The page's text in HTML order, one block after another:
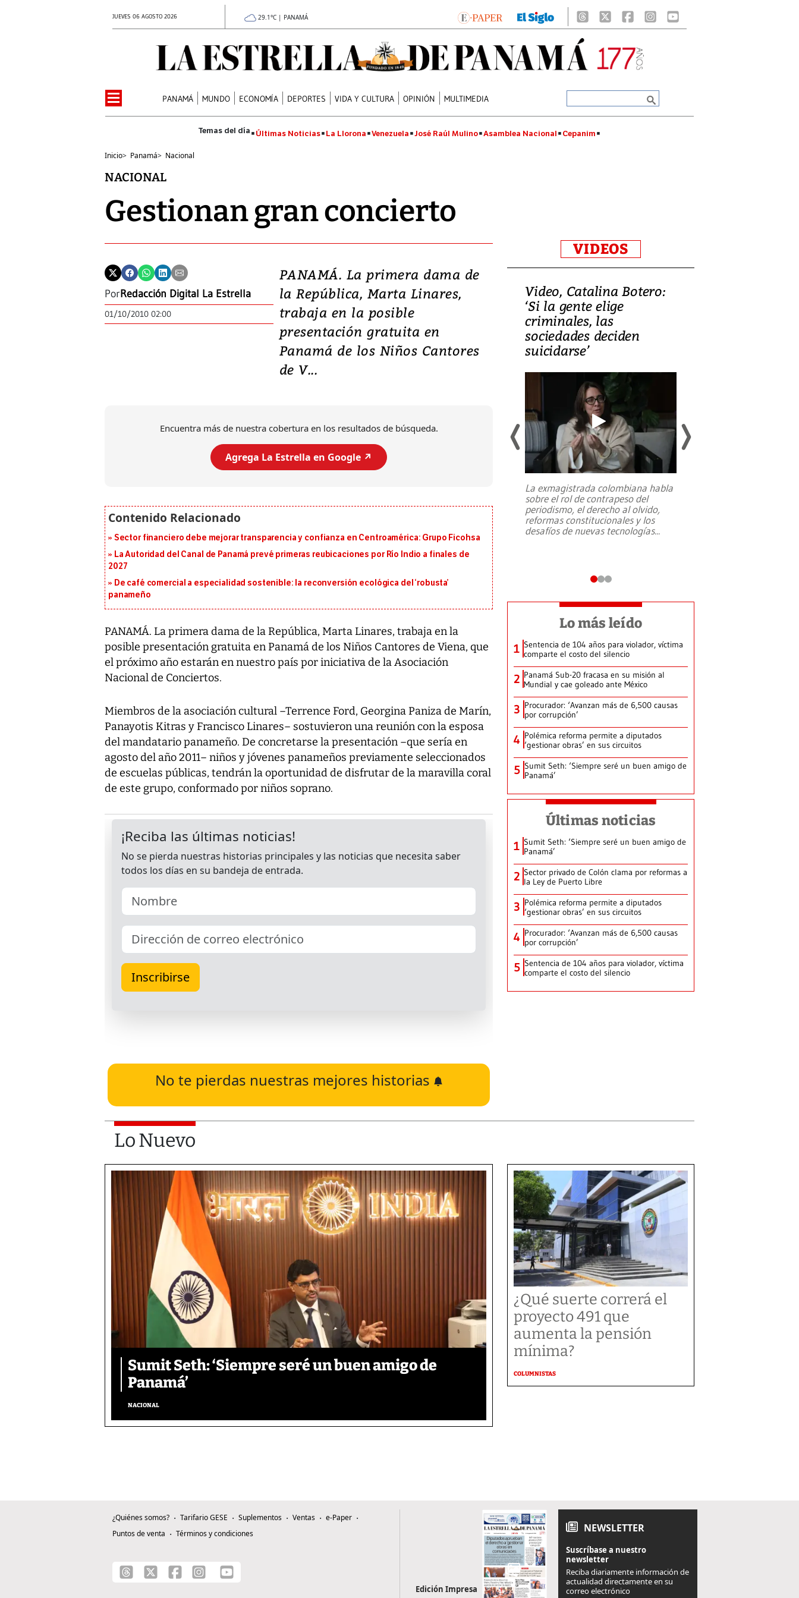
JUEVES 06 AGOSTO 2026 29.1°C | PANAMÁ
PANAMÁ MUNDO ECONOMÍA DEPORTES VIDA Y CULTURA OPINIÓN MULTIMEDIA
Últimas Noticias La Llorona Venezuela José Raúl Mulino Asamblea Nacional Cepanim
Inicio> Panamá> Nacional
NACIONAL
Gestionan gran concierto
PorRedacción Digital La Estrella
01/10/2010 02:00
PANAMÁ. La primera dama de
la República, Marta Linares,
trabaja en la posible
presentación gratuita en
Panamá de los Niños Cantores
de V...
Encuentra más de nuestra cobertura en los resultados de búsqueda.
Agrega La Estrella en Google ↗️
Sector financiero debe mejorar transparencia y confianza en Centroamérica: Grupo Ficohsa
La Autoridad del Canal de Panamá prevé primeras reubicaciones por Río Indio a finales de
2027
De café comercial a especialidad sostenible: la reconversión ecológica del ‘robusta’
panameño
PANAMÁ. La primera dama de la República, Marta Linares, trabaja en la
posible presentación gratuita en Panamá de los Niños Cantores de Viena, que
el próximo año estarán en nuestro país por iniciativa de la Asociación
Nacional de Conciertos.
Miembros de la asociación cultural –Terrence Ford, Georgina Paniza de Marín,
Panayotis Kitras y Francisco Linares– sostuvieron una reunión con la esposa
del mandatario panameño. De concretarse la presentación –que sería en
agosto del año 2011– niños y jóvenes panameños previamente seleccionados
de escuelas públicas, tendrán la oportunidad de disfrutar de la maravilla coral
de este grupo, conformado por niños soprano.
No te pierdas nuestras mejores historias
VIDEOS
Video, Japón: Terremoto
deja heridos y graves
daños en Kumamoto
Un fuerte terremoto de magnitud
7,1 se registró este martes 28 de
Video, Catalina Botero:
‘Si la gente elige
criminales, las
sociedades deciden
suicidarse’
La exmagistrada colombiana habla
sobre el rol de contrapeso del
periodismo, el derecho al olvido,
reformas constitucionales y los
desafíos de nuevas tecnologías...
Lo más leído
1 Sentencia de 104 años para violador, víctima
comparte el costo del silencio
2 Panamá Sub-20 fracasa en su misión al
Mundial y cae goleado ante México
3 Procurador: ‘Avanzan más de 6,500 causas
por corrupción’
4 Polémica reforma permite a diputados
‘gestionar obras’ en sus circuitos
5 Sumit Seth: ‘Siempre seré un buen amigo de
Panamá’
Últimas noticias
1 Sumit Seth: ‘Siempre seré un buen amigo de
Panamá’
2 Sector privado de Colón clama por reformas a
la Ley de Puerto Libre
3 Polémica reforma permite a diputados
‘gestionar obras’ en sus circuitos
4 Procurador: ‘Avanzan más de 6,500 causas
por corrupción’
5 Sentencia de 104 años para violador, víctima
comparte el costo del silencio
Lo Nuevo
Sumit Seth: ‘Siempre seré un buen amigo de
Panamá’
NACIONAL
¿Qué suerte correrá el
proyecto 491 que
aumenta la pensión
mínima?
COLUMNISTAS
¿Quiénes somos? Tarifario GESE Suplementos Ventas
e-Paper
Puntos de venta
Términos y condiciones
Edición Impresa
NEWSLETTER
Suscríbase a nuestro
newsletter
Reciba diariamente información de
actualidad directamente en su
correo electrónico